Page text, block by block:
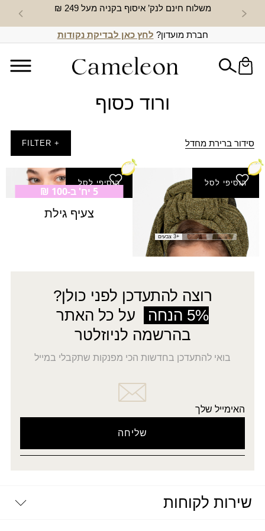
משלוח חינם לנק’ איסוף בקניה מעל 249 ₪ חדש
חברת מועדון? לחץ כאן לבדיקת נקודות
ורוד כסוף
סידור ברירת מחדל + FILTER
הוסיפי לסל
צעיף טוהר
₪60.00
+3 צבעים
5 יח' ב-100 ₪
הוסיפי לסל
צעיף גילת
רוצה להתעדכן לפני כולן?
5% הנחה
על כל האתר
בהרשמה לניוזלטר
בואי להתעדכן בחדשות הכי מפנקות שתקבלי במייל
האימייל שלך
שירות לקוחות